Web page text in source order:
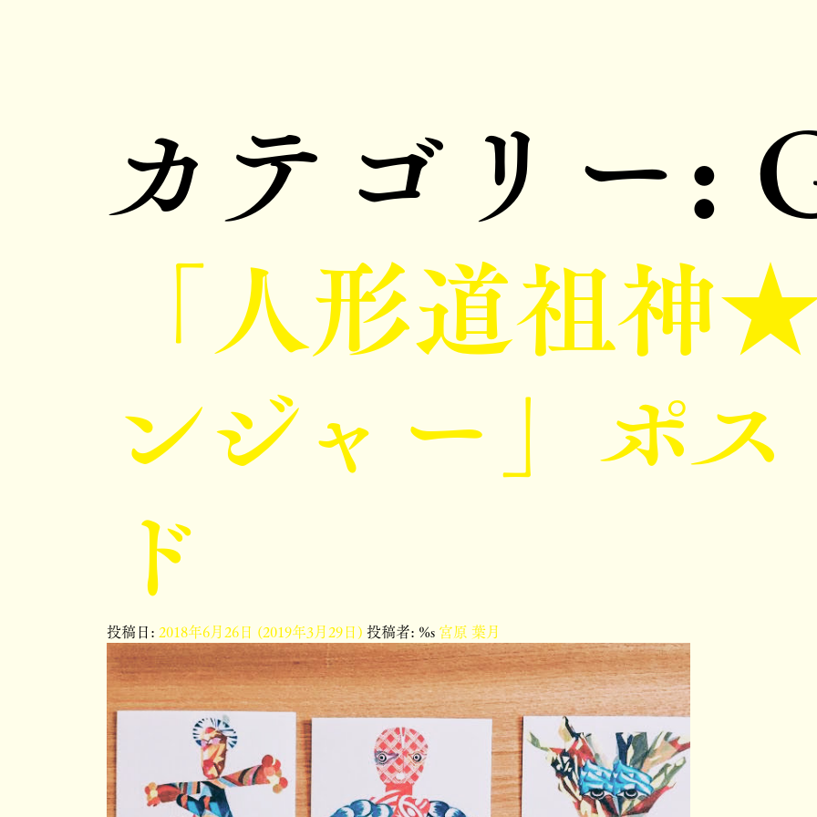
カテゴリー:
「人形道祖神
ンジャー」ポ
ド
投稿日:2018年6月26日 (2019年3月29日) 投稿者: %s宮原 葉月